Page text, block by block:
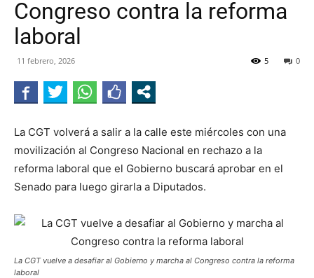
RADIO
Congreso contra la reforma
laboral
11 febrero, 2026 0
5
La CGT volverá a salir a la calle este miércoles con una
movilización al Congreso Nacional en rechazo a la
reforma laboral que el Gobierno buscará aprobar en el
Senado para luego girarla a Diputados.
La CGT vuelve a desafiar al Gobierno y marcha al Congreso contra la reforma
laboral